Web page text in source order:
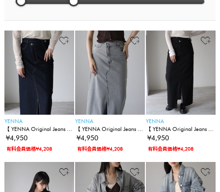
YENNA
【 YENNA Original Jeans 】
クロスデザインスリットデ
¥4,950
有料会員価格¥4,208
YENNA
【 YENNA Original Jeans 】
クロスデザインスリットデ
¥4,950
有料会員価格¥4,208
YENNA
【 YENNA Original Jeans 】
クロスデザインスリットデ
¥4,950
有料会員価格¥4,208